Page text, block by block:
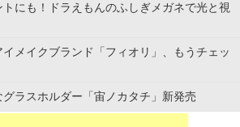
にも！ドラえもんのふしぎメガネで光と視
メイクブランド「フィオリ」、もうチェッ
ラスホルダー「宙ノカタチ」新発売